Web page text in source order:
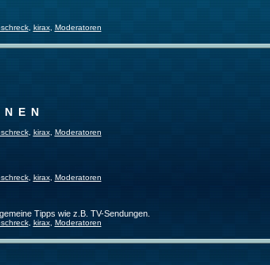
, kirax, Moderatoren
, kirax, Moderatoren
, kirax, Moderatoren
Tipps wie z.B. TV-Sendungen.
, kirax, Moderatoren